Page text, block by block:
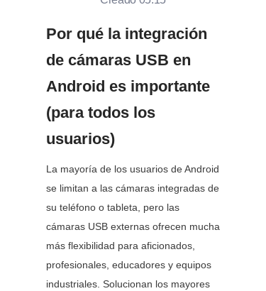
Por qué la integración
de cámaras USB en
Android es importante
(para todos los
usuarios)
La mayoría de los usuarios de Android
se limitan a las cámaras integradas de
su teléfono o tableta, pero las
cámaras USB externas ofrecen mucha
más flexibilidad para aficionados,
profesionales, educadores y equipos
industriales. Solucionan los mayores